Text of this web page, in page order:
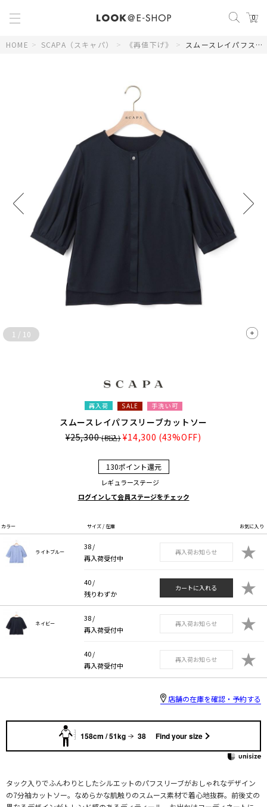
0
HOME > SCAPA（スキャパ） > 《再値下げ》 > スムースレイパフスリーブカットソー
1 / 10
再入荷 SALE 手洗い可
スムースレイパフスリーブカットソー
¥25,300(税込) ¥14,300 (43%OFF)
130ポイント還元
レギュラーステージ
ログインして会員ステージをチェック
カラー サイズ / 在庫 お気に入り
ライトブルー
38 /
再入荷受付中
再入荷お知らせ ★
40 /
残りわずか
カートに入れる ★
ネイビー
38 /
再入荷受付中
再入荷お知らせ ★
40 /
再入荷受付中
再入荷お知らせ ★
店舗の在庫を確認・予約する
158cm / 51kg 38 Find your size
タック入りでふんわりとしたシルエットのパフスリーブがおしゃれなデザイン
の7分袖カットソー。なめらかな肌触りのスムース素材で着心地抜群。前後丈の